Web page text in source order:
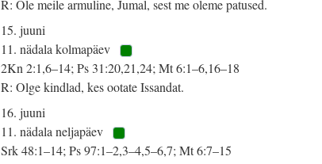
R: Ole meile armuline, Jumal, sest me oleme patused.
15. juuni
11. nädala kolmapäev
2Kn 2:1,6–14; Ps 31:20,21,24; Mt 6:1–6,16–18
R: Olge kindlad, kes ootate Issandat.
16. juuni
11. nädala neljapäev
Srk 48:1–14; Ps 97:1–2,3–4,5–6,7; Mt 6:7–15